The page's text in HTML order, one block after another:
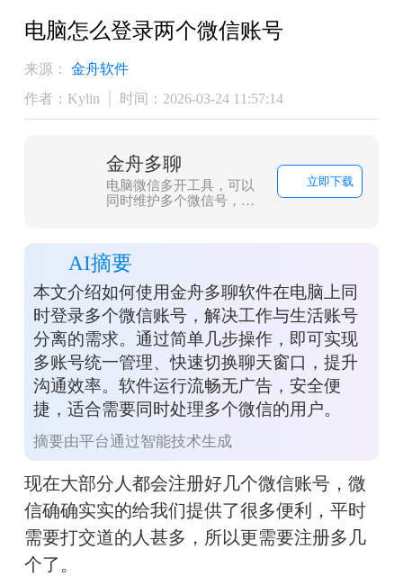
电脑怎么登录两个微信账号
来源：
金舟软件
作者：Kylin
时间：2026-03-24 11:57:14
金舟多聊
电脑微信多开工具，可以
同时维护多个微信号，微
员沟通效率，帮助企业用
更少的客服，服务更多客
户。
立即下载
AI摘要
本文介绍如何使用金舟多聊软件在电脑上同
时登录多个微信账号，解决工作与生活账号
分离的需求。通过简单几步操作，即可实现
多账号统一管理、快速切换聊天窗口，提升
沟通效率。软件运行流畅无广告，安全便
捷，适合需要同时处理多个微信的用户。
摘要由平台通过智能技术生成
现在大部分人都会注册好几个微信账号，微
信确确实实的给我们提供了很多便利，平时
需要打交道的人甚多，所以更需要注册多几
个了。